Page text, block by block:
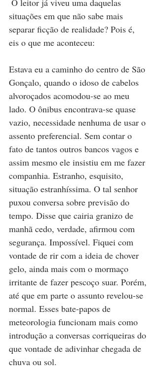
situações em que não sabe mais
separar ficção de realidade? Pois é,
eis o que me aconteceu:
Estava eu a caminho do centro de São
Gonçalo, quando o idoso de cabelos
alvoroçados acomodou-se ao meu
lado. O ônibus encontrava-se quase
vazio, necessidade nenhuma de usar o
assento preferencial. Sem contar o
fato de tantos outros bancos vagos e
assim mesmo ele insistiu em me fazer
companhia. Estranho, esquisito,
situação estranhíssima. O tal senhor
puxou conversa sobre previsão do
tempo. Disse que cairia granizo de
manhã cedo, verdade, afirmou com
segurança. Impossível. Fiquei com
vontade de rir com a ideia de chover
gelo, ainda mais com o mormaço
irritante de fazer pescoço suar. Porém,
até que em parte o assunto revelou-se
normal. Esses bate-papos de
meteorologia funcionam mais como
introdução a conversas corriqueiras do
que vontade de adivinhar chegada de
chuva ou sol.